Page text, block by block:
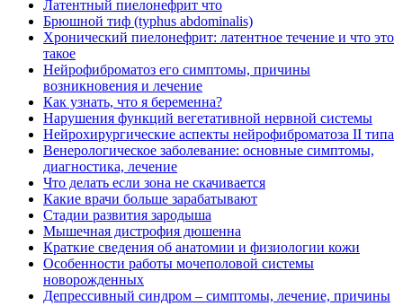
Латентный пиелонефрит что
Брюшной тиф (typhus abdominalis)
Хронический пиелонефрит: латентное течение и что это
такое
Нейрофиброматоз его симптомы, причины
возникновения и лечение
Как узнать, что я беременна?
Нарушения функций вегетативной нервной системы
Нейрохирургические аспекты нейрофиброматоза II типа
Венерологическое заболевание: основные симптомы,
диагностика, лечение
Что делать если зона не скачивается
Какие врачи больше зарабатывают
Стадии развития зародыша
Мышечная дистрофия дюшенна
Краткие сведения об анатомии и физиологии кожи
Особенности работы мочеполовой системы
новорожденных
Депрессивный синдром – симптомы, лечение, причины